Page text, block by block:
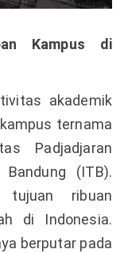
Kampus di
akademik
ternama
Padjadjaran
(ITB).
ribuan
di Indonesia.
berputar pada